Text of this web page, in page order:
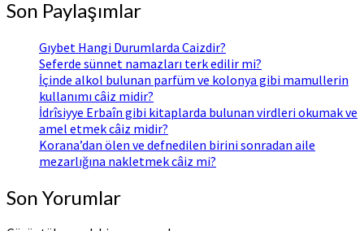
Son Paylaşımlar
Gıybet Hangi Durumlarda Caizdir?
Seferde sünnet namazları terk edilir mi?
İçinde alkol bulunan parfüm ve kolonya gibi mamullerin
kullanımı câiz midir?
İdrîsiyye Erbaîn gibi kitaplarda bulunan virdleri okumak ve
amel etmek câiz midir?
Korana’dan ölen ve defnedilen birini sonradan aile
mezarlığına nakletmek câiz mi?
Son Yorumlar